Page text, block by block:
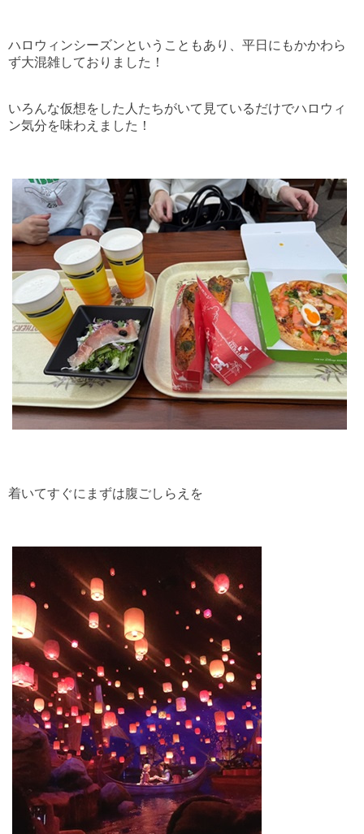
ハロウィンシーズンということもあり、平日にもかかわら
ず大混雑しておりました！
いろんな仮想をした人たちがいて見ているだけでハロウィ
ン気分を味わえました！
着いてすぐにまずは腹ごしらえを